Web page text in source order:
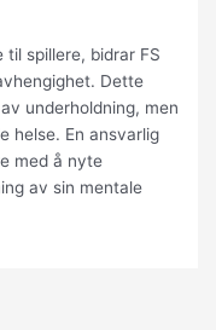
spillere, bidrar FS
Dette
underholdning, men
helse. En ansvarlig
med å nyte
av sin mentale